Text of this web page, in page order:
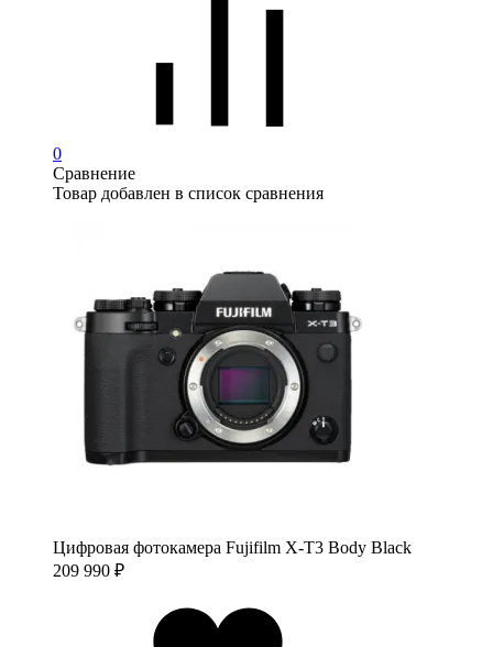
0
Сравнение
Товар добавлен в список сравнения
Цифровая фотокамера Fujifilm X-T3 Body Black
209 990 ₽